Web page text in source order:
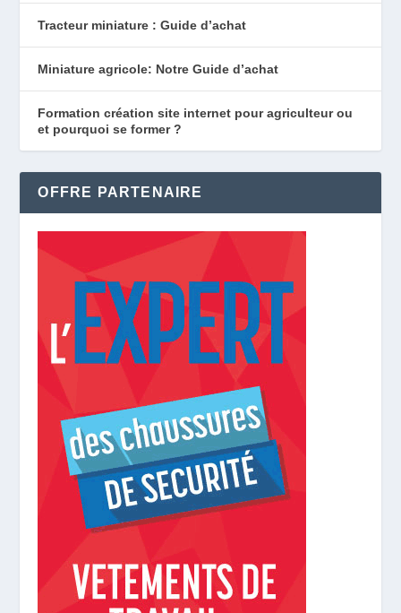
Tracteur miniature : Guide d’achat
Miniature agricole: Notre Guide d’achat
Formation création site internet pour agriculteur ou
et pourquoi se former ?
OFFRE PARTENAIRE